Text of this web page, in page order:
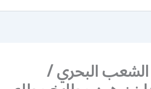
البحري /